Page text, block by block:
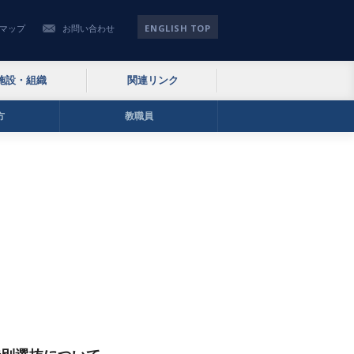
ップ お問い合わせ ENGLISH TOP
設・組織 関連リンク
教職員